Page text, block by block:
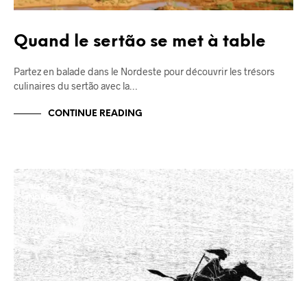
Quand le sertão se met à table
Partez en balade dans le Nordeste pour découvrir les trésors
culinaires du sertão avec la…
CONTINUE READING
BLOG
NORDESTE